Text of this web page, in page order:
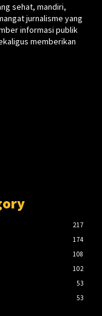
sehat, mandiri,
jurnalisme yang
informasi publik
memberikan
217
174
108
102
53
53